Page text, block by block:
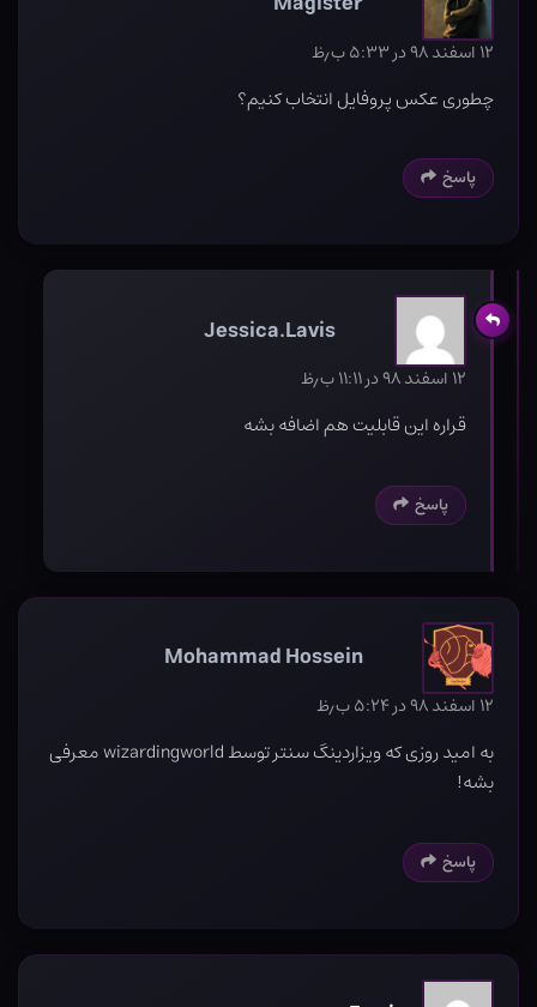
۱۲ اسفند ۹۸ در ۵:۳۳ ب٫ظ
چطوری عکس پروفایل انتخاب کنیم؟
پاسخ
Jessica.Lavis
۱۲ اسفند ۹۸ در ۱۱:۱۱ ب٫ظ
قراره این قابلیت هم اضافه بشه
پاسخ
Mohammad Hossein
۱۲ اسفند ۹۸ در ۵:۲۴ ب٫ظ
به امید روزی که ویزاردینگ سنتر توسط wizardingworld معرفی
بشه!
پاسخ